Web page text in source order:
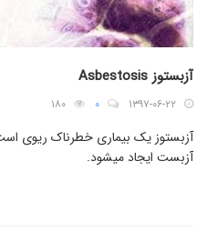
آزبستوز Asbestosis
۱۳۹۷-۰۶-۲۲ ۰ ۱۸۰
آزبستوز یک بیماری خطرناک ریوی
آزبست ایجاد میشود.